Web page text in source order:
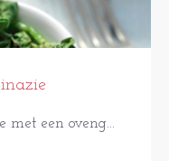
met een oveng...